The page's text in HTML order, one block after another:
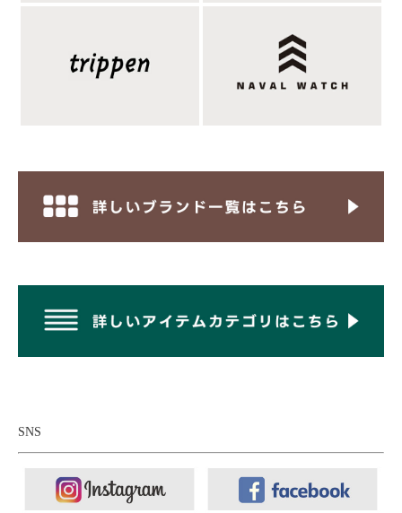
ニットを採用。強撚糸を天竺編みで編み立てることで、表面には
独特のシボ感が生まれ、ほんのり透け感のある、軽い生地に仕上
がっています。強く撚った糸は毛羽立ちが少なく、吸湿性や速乾
さや扱いやすさを持ちながらも、天然素材らしいざっくりとした
表情と色の奥行きをしっかり感じられます。ざっくりとした見た
してカラーリングも、やわらかいイエロー、杢感のあるネイビ
ー、ほんのり緑がかったグレーと、絶妙。一見難しく見える色味
ですが、夏にはこれくらい爽やかな色味がちょうどいい。インナ
SNS